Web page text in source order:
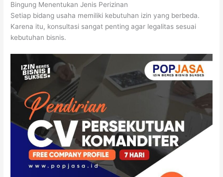
Bingung Menentukan Jenis Perizinan
Setiap bidang usaha memiliki kebutuhan izin yang berbeda.
Karena itu, konsultasi sangat penting agar legalitas sesuai
kebutuhan bisnis.